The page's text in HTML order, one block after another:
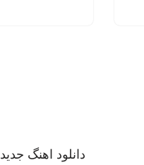
دانلود اهنگ جدید